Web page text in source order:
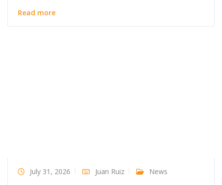
Read more
July 31, 2026 Juan Ruiz News